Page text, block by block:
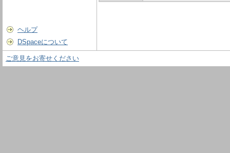
ヘルプ
DSpaceについて
ご意見をお寄せください